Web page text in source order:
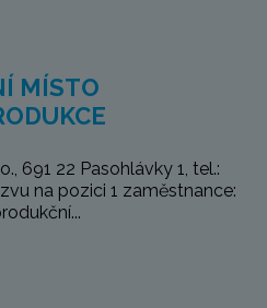
MÍSTO
691 22 Pasohlávky 1, tel.:
na pozici 1 zaměstnance: